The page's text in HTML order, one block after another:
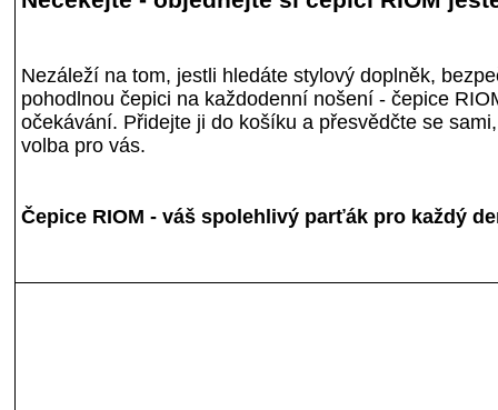
Nezáleží na tom, jestli hledáte stylový doplněk,
pohodlnou čepici na každodenní nošení - čepice
očekávání. Přidejte ji do košíku a přesvědčte se
volba pro vás.
Čepice RIOM - váš spolehlivý parťák pro každý